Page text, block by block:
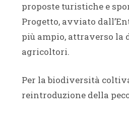
proposte turistiche e
Progetto, avviato
più ampio, attraverso la
agricoltori.
Per la biodiversità
reintroduzione della